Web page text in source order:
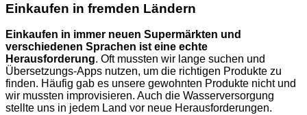
Einkaufen in fremden Ländern
Einkaufen in immer neuen Supermärkten und
verschiedenen Sprachen ist eine echte
Herausforderung. Oft mussten wir lange suchen und
Übersetzungs-Apps nutzen, um die richtigen Produkte zu
finden. Häufig gab es unsere gewohnten Produkte nicht und
wir mussten improvisieren. Auch die Wasserversorgung
stellte uns in jedem Land vor neue Herausforderungen.